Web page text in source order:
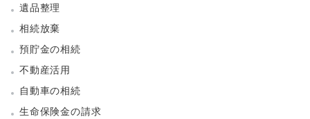
遺品整理
相続放棄
預貯金の相続
不動産活用
自動車の相続
生命保険金の請求